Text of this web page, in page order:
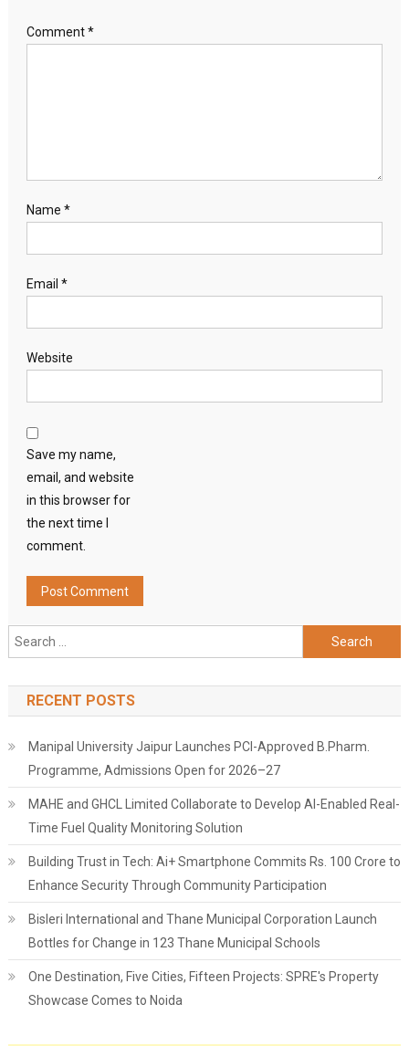
Comment*
Name *
Email *
Website
Save my name,
email, and website
in this browser for
the next time I
comment.
Search
for:
RECENT POSTS
Manipal University Jaipur Launches PCI-Approved B.Pharm.
Programme, Admissions Open for 2026–27
MAHE and GHCL Limited Collaborate to Develop AI-Enabled Real-
Time Fuel Quality Monitoring Solution
Building Trust in Tech: Ai+ Smartphone Commits Rs. 100 Crore to
Enhance Security Through Community Participation
Bisleri International and Thane Municipal Corporation Launch
Bottles for Change in 123 Thane Municipal Schools
One Destination, Five Cities, Fifteen Projects: SPRE's Property
Showcase Comes to Noida